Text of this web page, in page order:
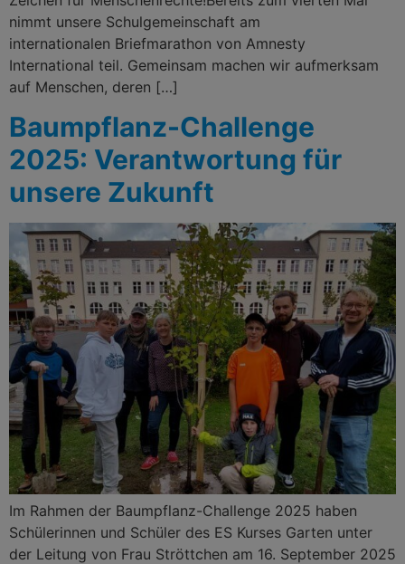
nimmt unsere Schulgemeinschaft am
internationalen Briefmarathon von Amnesty
International teil. Gemeinsam machen wir aufmerksam
auf Menschen, deren […]
Baumpflanz-Challenge
2025: Verantwortung für
unsere Zukunft
Im Rahmen der Baumpflanz-Challenge 2025 haben
Schülerinnen und Schüler des ES Kurses Garten unter
der Leitung von Frau Ströttchen am 16. September 2025